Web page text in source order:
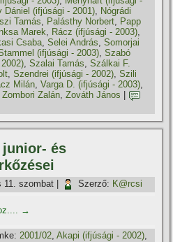
Dániel (ifjúsági - 2001), Nógrádi
Tamás, Palásthy Norbert, Papp
Marek, Rácz (ifjúsági - 2003),
Csaba,Selei András,Somorjai
(ifjúsági - 2003),Szabó
,Szalai Tamás,Szálkai F.
,Szendrei (ifjúsági - 2002),Szili
Milán,Varga D. (ifjúsági - 2003),
Zombori Zalán,Zováth János
junior- és
11. szombat Szerző: K@rcsi
→
2001/02,Akapi (ifjúsági - 2002),